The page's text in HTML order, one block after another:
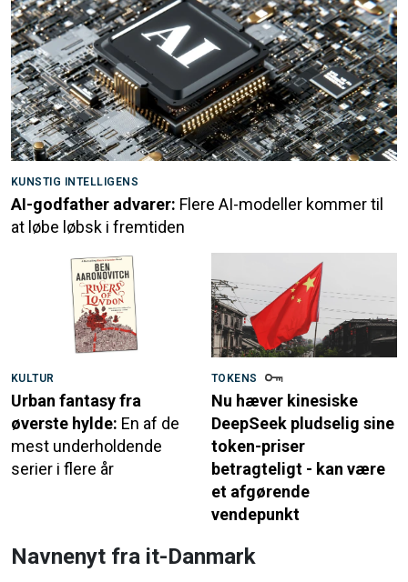
KUNSTIG INTELLIGENS
AI-godfather advarer: Flere AI-modeller kommer til
at løbe løbsk i fremtiden
KULTUR
Urban fantasy fra
øverste hylde: En af de
mest underholdende
serier i flere år
TOKENS
Nu hæver kinesiske
DeepSeek pludselig sine
token-priser
betragteligt - kan være
et afgørende
vendepunkt
Navnenyt fra it-Danmark